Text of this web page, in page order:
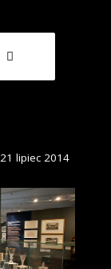
lipiec 2014